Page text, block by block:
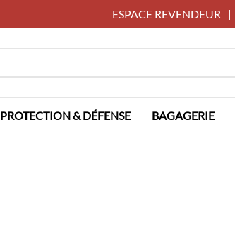
ESPACE REVENDEUR |
PROTECTION & DÉFENSE BAGAGERIE